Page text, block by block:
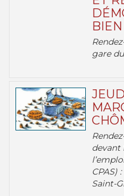
gare
devant
CPAS)
Saint-